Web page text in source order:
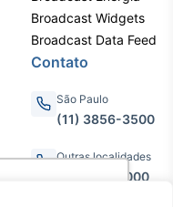
Broadcast Widgets
Broadcast Data Feed
Contato
São Paulo
(11) 3856-3500
Outras localidades
0800.011.3000